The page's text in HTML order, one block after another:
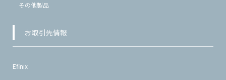
その他製品
お取引先情報
Efinix